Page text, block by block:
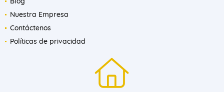
Nuestra Empresa
Contáctenos
Políticas de privacidad